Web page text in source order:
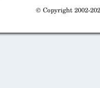
© Copyright 2002-